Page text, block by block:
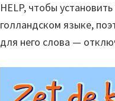
HELP, чтобы
голландском языке,
для него слова —